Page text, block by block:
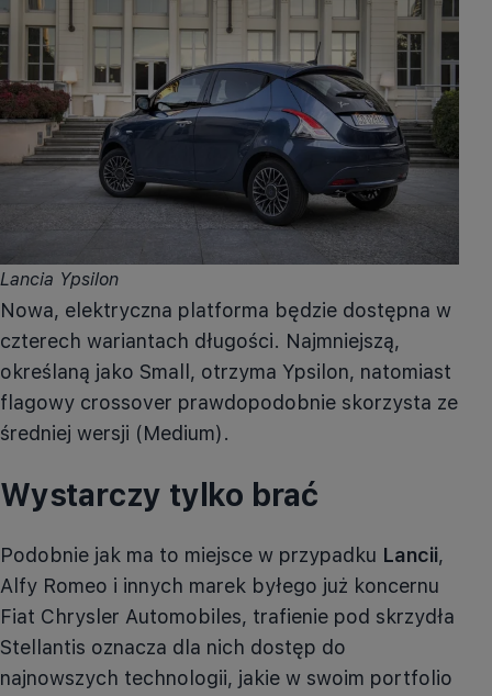
Lancia Ypsilon
Nowa, elektryczna platforma będzie dostępna w
czterech wariantach długości. Najmniejszą,
określaną jako Small, otrzyma Ypsilon, natomiast
flagowy crossover prawdopodobnie skorzysta ze
średniej wersji (Medium).
Wystarczy tylko brać
Podobnie jak ma to miejsce w przypadku Lancii,
Alfy Romeo i innych marek byłego już koncernu
Fiat Chrysler Automobiles, trafienie pod skrzydła
Stellantis oznacza dla nich dostęp do
najnowszych technologii, jakie w swoim portfolio